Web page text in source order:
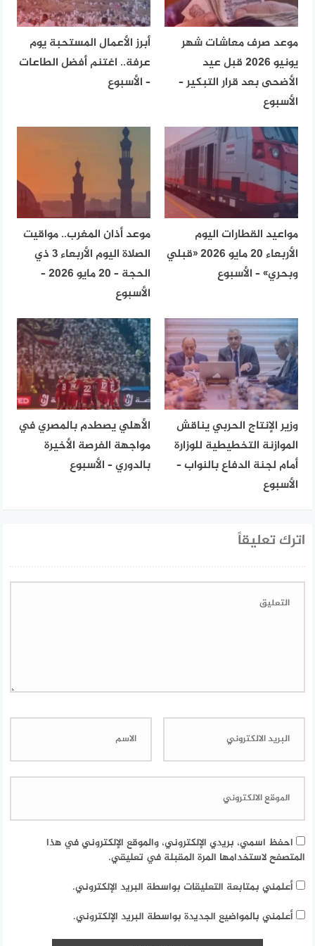
موعد صرف معاشات شهر
يونيو 2026 قبل عيد
الأضحى بعد قرار التبكير –
الأسبوع
أبرز الأعمال المستحبة يوم
عرفة.. اغتنم أفضل الطاعات
– الأسبوع
مواعيد القطارات اليوم
الأربعاء 20 مايو 2026 «قبلي
وبحري» – الأسبوع
موعد أذان المغرب.. مواقيت
الصلاة اليوم الأربعاء 3 ذي
الحجة – 20 مايو 2026 –
الأسبوع
وزير الإنتاج الحربي يناقش
الموازنة التخطيطية للوزارة
أمام لجنة الدفاع بالنواب –
الأسبوع
الأهلي يصطدم بالمصري في
مواجهة الفرصة الأخيرة
بالدوري – الأسبوع
اترك تعليقاً
احفظ اسمي، بريدي الإلكتروني، والموقع الإلكتروني في هذا
المتصفح لاستخدامها المرة المقبلة في تعليقي.
أعلمني بمتابعة التعليقات بواسطة البريد الإلكتروني.
أعلمني بالمواضيع الجديدة بواسطة البريد الإلكتروني.